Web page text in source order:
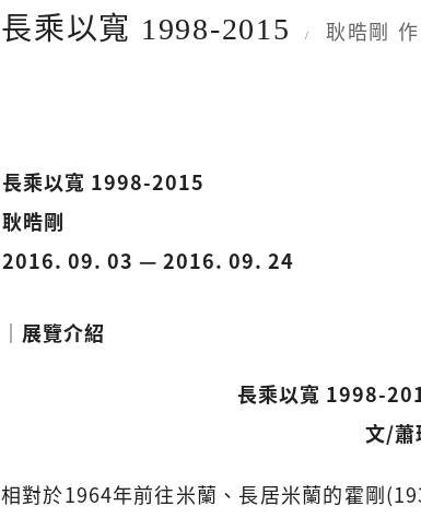
長乘以寬 1998-2015 / 耿晧剛
長乘以寬 1998-2015
耿晧剛
2016. 09. 03 — 2016. 09. 24
│展覽介紹
長乘以寬 1998-
文/蕭
相對於1964年前往米蘭、長居米蘭的霍剛